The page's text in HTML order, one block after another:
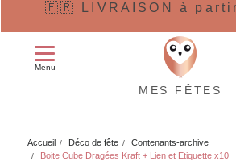
🇫🇷 LIVRAISON à
Menu
MES FÊTES
Accueil Déco de fête
Contenants-archive
Boite Cube Dragées Kraft + Lien et Etiquette x10